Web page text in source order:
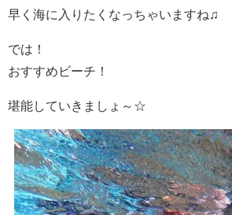
早く海に入りたくなっちゃいますね♫
では！
おすすめビーチ！
堪能していきましょ～☆